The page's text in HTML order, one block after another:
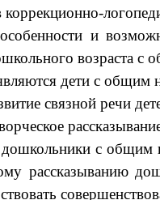
коррекционно-
и
возраста
дети с общим
связной речи
с общим
рассказыванию